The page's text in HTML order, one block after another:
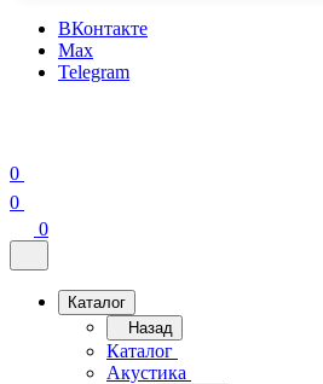
ВКонтакте
Max
Telegram
0
0
0
Каталог
Назад
Каталог
Акустика